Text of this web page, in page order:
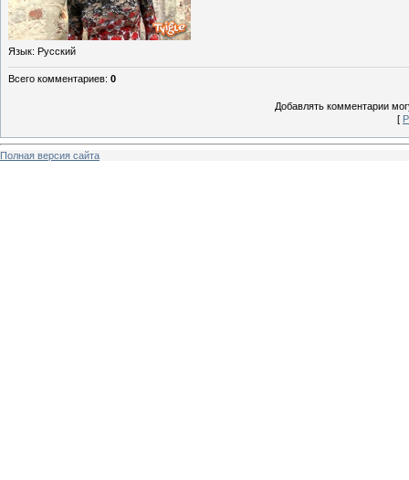
Язык: Русский
Всего комментариев: 0
Добавлять комментарии
[
Полная версия сайта